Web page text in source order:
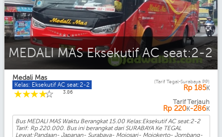
MEDALI MAS Eksekutif AC seat:2-2
Medali Mas
Kelas: Eksekutif AC seat:2-2
☆
☆
☆
☆
☆ 3.86
(Tarif Tegal-Surabaya PP)
Rp 185K
Tarif Terjauh
Rp 220K-286K
Bus MEDALI MAS Waktu Berangkat 15.00 Kelas:Eksekutif AC seat:2-2
Tarif: Rp 220.000. Bus ini berangkat dari SURABAYA Ke TEGAL
Lewat:Pandaan- Japanan- Surabaya- Mojosari- Mojokerto- Jombang-